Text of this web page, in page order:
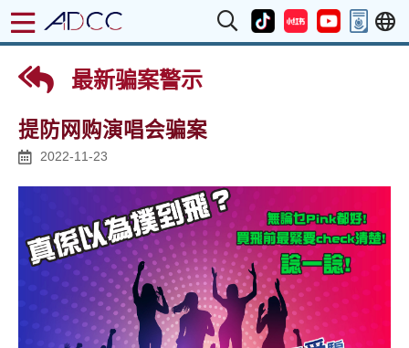
最新骗案警示
提防网购演唱会骗案
2022-11-23